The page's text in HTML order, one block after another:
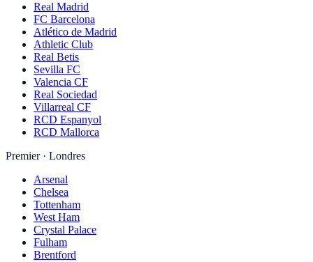
Real Madrid
FC Barcelona
Atlético de Madrid
Athletic Club
Real Betis
Sevilla FC
Valencia CF
Real Sociedad
Villarreal CF
RCD Espanyol
RCD Mallorca
Premier · Londres
Arsenal
Chelsea
Tottenham
West Ham
Crystal Palace
Fulham
Brentford